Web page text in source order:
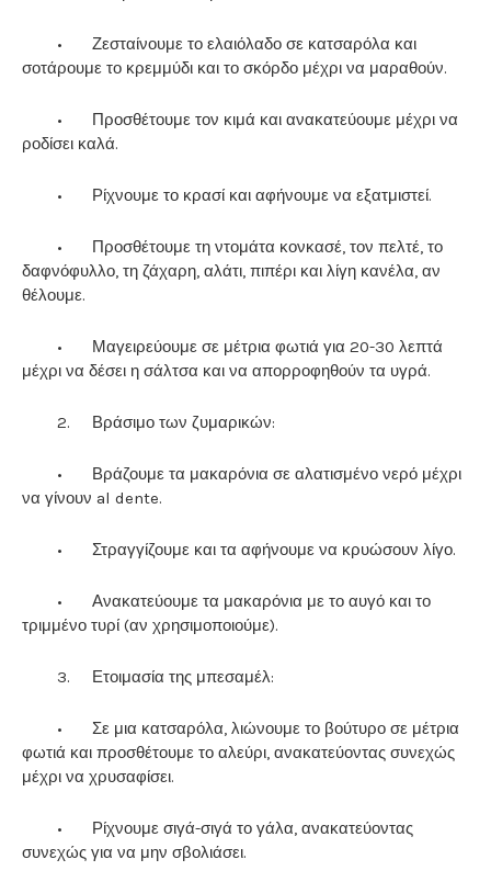
•
Ζεσταίνουμε το ελαιόλαδο σε κατσαρόλα και
σοτάρουμε το κρεμμύδι και το σκόρδο μέχρι να μαραθούν.
•
Προσθέτουμε τον κιμά και ανακατεύουμε μέχρι να
ροδίσει καλά.
• Ρίχνουμε το κρασί και αφήνουμε να εξατμιστεί.
•
Προσθέτουμε τη ντομάτα κονκασέ, τον πελτέ, το
δαφνόφυλλο, τη ζάχαρη, αλάτι, πιπέρι και λίγη κανέλα, αν
θέλουμε.
•
Μαγειρεύουμε σε μέτρια φωτιά για 20-30 λεπτά
μέχρι να δέσει η σάλτσα και να απορροφηθούν τα υγρά.
2. Βράσιμο των ζυμαρικών:
•
Βράζουμε τα μακαρόνια σε αλατισμένο νερό μέχρι
να γίνουν al dente.
• Στραγγίζουμε και τα αφήνουμε να κρυώσουν λίγο.
•
Ανακατεύουμε τα μακαρόνια με το αυγό και το
τριμμένο τυρί (αν χρησιμοποιούμε).
3. Ετοιμασία της μπεσαμέλ:
•
Σε μια κατσαρόλα, λιώνουμε το βούτυρο σε μέτρια
φωτιά και προσθέτουμε το αλεύρι, ανακατεύοντας συνεχώς
μέχρι να χρυσαφίσει.
•
Ρίχνουμε σιγά-σιγά το γάλα, ανακατεύοντας
συνεχώς για να μην σβολιάσει.